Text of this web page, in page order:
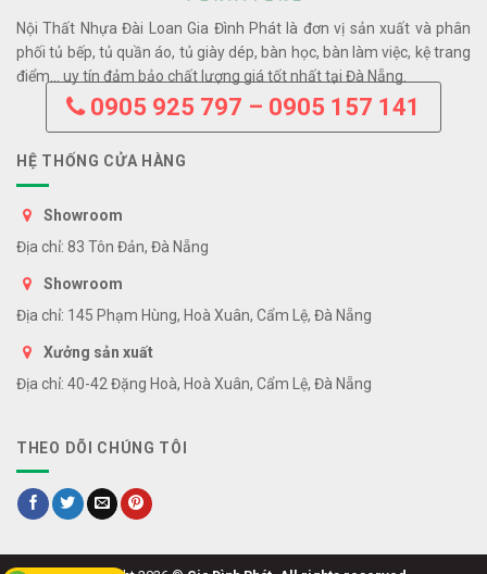
Nội Thất Nhựa Đài Loan Gia Đình Phát là đơn vị sản xuất và phân
phối tủ bếp, tủ quần áo, tủ giày dép, bàn học, bàn làm việc, kệ trang
điểm… uy tín đảm bảo chất lượng giá tốt nhất tại Đà Nẵng.
0905 925 797 – 0905 157 141
HỆ THỐNG CỬA HÀNG
Showroom
Địa chỉ: 83 Tôn Đản, Đà Nẵng
Showroom
Địa chỉ: 145 Phạm Hùng, Hoà Xuân, Cẩm Lệ, Đà Nẵng
Xưởng sản xuất
Địa chỉ: 40-42 Đặng Hoà, Hoà Xuân, Cẩm Lệ, Đà Nẵng
THEO DÕI CHÚNG TÔI